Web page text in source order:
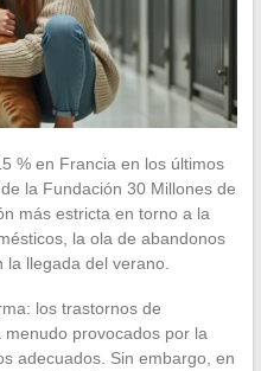
% en Francia en los últimos
la Fundación 30 Millones de
más estricta en torno a la
la ola de abandonos
llegada del verano.
los trastornos de
provocados por la
adecuados. Sin embargo, en